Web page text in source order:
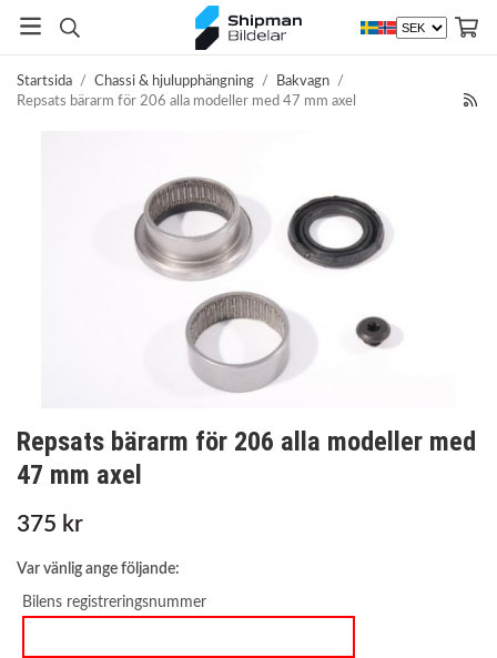
Startsida / Chassi & hjulupphängning / Bakvagn /
Repsats bärarm för 206 alla modeller med 47 mm axel
Repsats bärarm för 206 alla modeller med
47 mm axel
375 kr
Var vänlig ange följande:
Bilens registreringsnummer